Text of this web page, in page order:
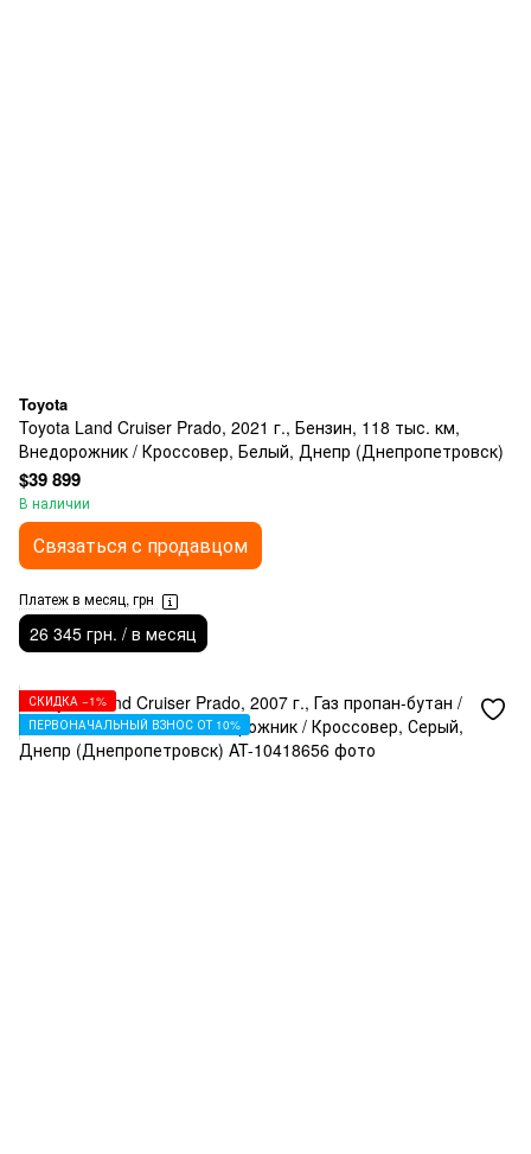
Toyota
Toyota Land Cruiser Prado, 2021 г., Бензин, 118 тыс. км,
Внедорожник / Кроссовер, Белый, Днепр (Днепропетровск)
$39 899
В наличии
Связаться с продавцом
Платеж в месяц, грн
26 345 грн. / в месяц
СКИДКА −1%
ПЕРВОНАЧАЛЬНЫЙ ВЗНОС ОТ 10%